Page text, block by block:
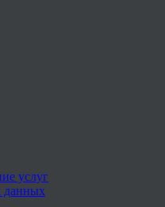
услуг
данных